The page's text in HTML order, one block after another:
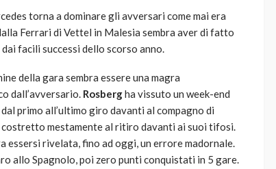
torna a dominare gli avversari come mai era
Ferrari di Vettel in Malesia sembra aver di fatto
facili successi dello scorso anno.
della gara sembra essere una magra
dall’avversario. Rosbergha vissuto un week-end
primo all’ultimo giro davanti al compagno di
costretto mestamente al ritiro davanti ai suoi tifosi.
essersi rivelata, fino ad oggi, un errore madornale.
allo Spagnolo, poi zero punti conquistati in 5 gare.
785
l’automobilismo
abbracciano la stessa causa
god 9 mesi ago